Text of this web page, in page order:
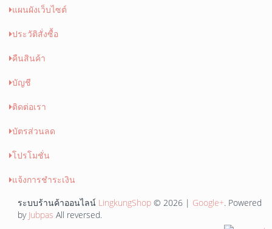
แผนผังเว็บไซต์
ประวัติสั่งซื้อ
คืนสินค้า
บัญชี
ติดต่อเรา
บัตรส่วนลด
โปรโมชั่น
แจ้งการชำระเงิน
ระบบร้านค้าออนไลน์ LingkungShop © 2026 | Google+. Powered
by Jubpas All reversed.